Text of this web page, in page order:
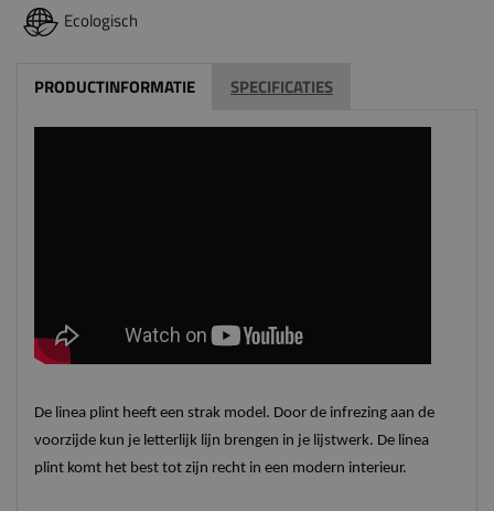
Ecologisch
PRODUCTINFORMATIE SPECIFICATIES
De linea plint heeft een strak model. Door de infrezing aan de
voorzijde kun je letterlijk lijn brengen in je lijstwerk. De linea
plint komt het best tot zijn recht in een modern interieur.